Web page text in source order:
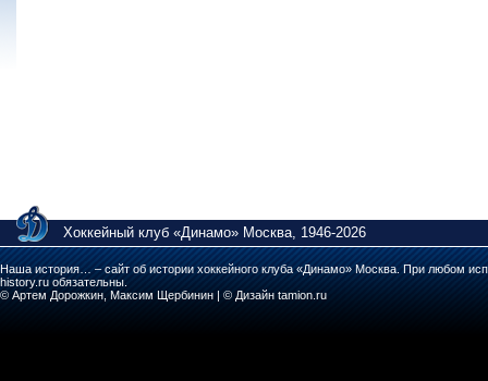
Хоккейный клуб «Динамо» Москва, 1946-2026
Наша история… – сайт об истории хоккейного клуба «Динамо» Москва. При любом
history.ru обязательны.
© Артем Дорожкин, Максим Щербинин | © Дизайн tamion.ru